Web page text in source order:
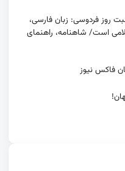
روز فردوسی: زبان فارسی،
است/ شاهنامه، راهنمای
فاکس نیوز